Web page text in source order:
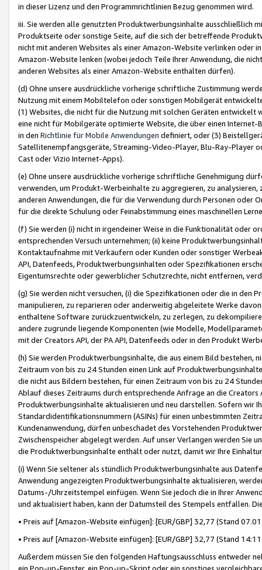
in dieser Lizenz und den Programmrichtlinien Bezug genommen wird.
iii. Sie werden alle genutzten Produktwerbungsinhalte ausschließlich
Produktseite oder sonstige Seite, auf die sich der betreffende
nicht mit anderen Websites als einer Amazon-Website verlinken oder
Amazon-Website lenken (wobei jedoch Teile Ihrer Anwendung, die
anderen Websites als einer Amazon-Website enthalten dürfen).
(d) Ohne unsere ausdrückliche vorherige schriftliche Zustimmung
Nutzung mit einem Mobiltelefon oder sonstigen Mobilgerät
(1) Websites, die nicht für die Nutzung mit solchen Geräten
eine nicht für Mobilgeräte optimierte Website, die über einen
in den Richtlinie für Mobile Anwendungen definiert, oder (3)
Satellitenempfangsgeräte, Streaming-Video-Player, Blu-Ray-Player
Cast oder Vizio Internet-Apps).
(e) Ohne unsere ausdrückliche vorherige schriftliche Genehmigung
verwenden, um Produkt-Werbeinhalte zu aggregieren, zu
anderen Anwendungen, die für die Verwendung durch Personen
für die direkte Schulung oder Feinabstimmung eines maschinellen
(f) Sie werden (i) nicht in irgendeiner Weise in die Funktionalität oder
entsprechenden Versuch unternehmen; (ii) keine
Kontaktaufnahme mit Verkäufern oder Kunden oder sonstiger
API, Datenfeeds, Produktwerbungsinhalten oder Spezifikationen
Eigentumsrechte oder gewerblicher Schutzrechte, nicht entfernen,
(g) Sie werden nicht versuchen, (i) die Spezifikationen oder die in
manipulieren, zu reparieren oder anderweitig abgeleitete Werke
enthaltene Software zurückzuentwickeln, zu zerlegen, zu
andere zugrunde liegende Komponenten (wie Modelle,
mit der Creators API, der PA API, Datenfeeds oder in den Produkt
(h) Sie werden Produktwerbungsinhalte, die aus einem Bild bestehen,
Zeitraum von bis zu 24 Stunden einen Link auf
die nicht aus Bildern bestehen, für einen Zeitraum von bis zu 24
Ablauf dieses Zeitraums durch entsprechende Anfrage an die
Produktwerbungsinhalte aktualisieren und neu darstellen. Sofern wir
Standardidentifikationsnummern (ASINs) für einen unbestimmten
Kundenanwendung, dürfen unbeschadet des Vorstehenden
Zwischenspeicher abgelegt werden. Auf unser Verlangen werden Sie
die Produktwerbungsinhalte enthält oder nutzt, damit wir Ihre
(i) Wenn Sie seltener als stündlich Produktwerbungsinhalte aus
Anwendung angezeigten Produktwerbungsinhalte aktualisieren,
Datums-/Uhrzeitstempel einfügen. Wenn Sie jedoch die in Ihrer
und aktualisiert haben, kann der Datumsteil des Stempels entfallen.
• Preis auf [Amazon-Website einfügen]: [EUR/GBP] 32,77 (Stand
• Preis auf [Amazon-Website einfügen]: [EUR/GBP] 32,77 (Stand
Außerdem müssen Sie den folgenden Haftungsausschluss entweder
ein Pop-up-Fenster, ein Pop-up-Skript oder ein sonstiges